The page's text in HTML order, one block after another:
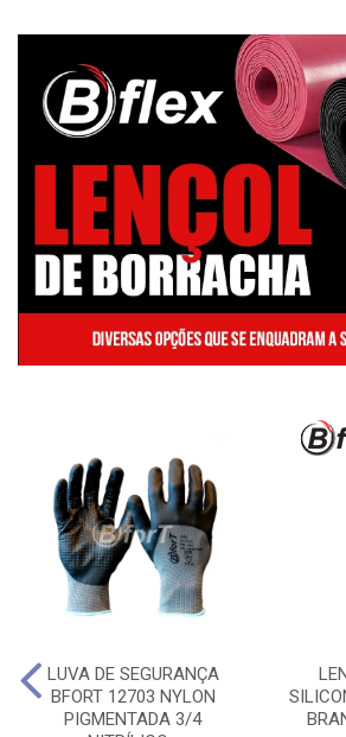
LUVA DE SEGURANÇA
BFORT 12703 NYLON
PIGMENTADA 3/4